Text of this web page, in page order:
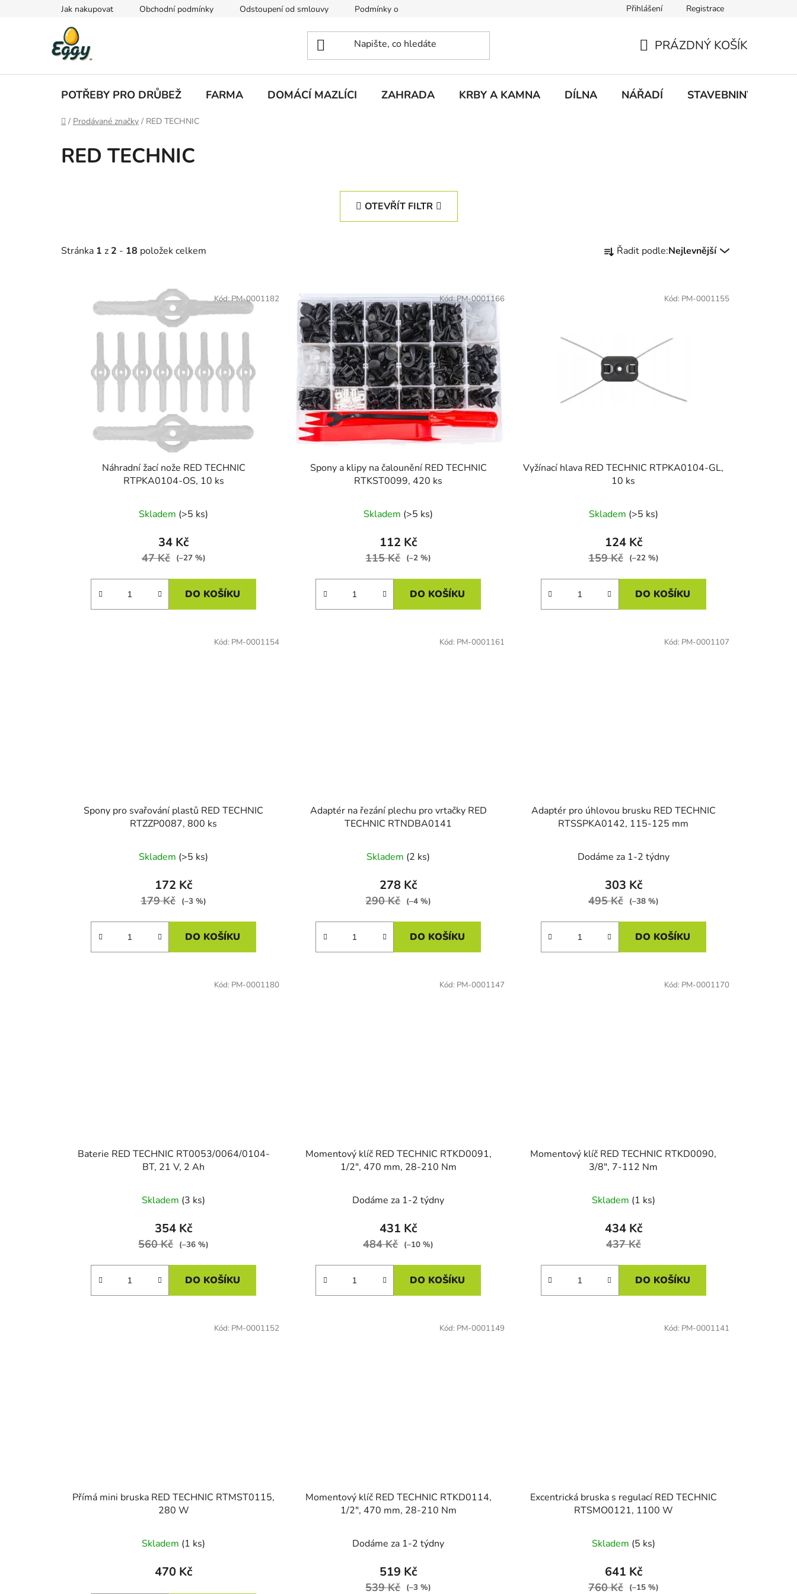
Jak nakupovat Obchodní podmínky Odstoupení od smlouvy Podmínky ochrany osobních údajů Doprava a platbaPřihlášení Registrace
KOŠÍK
PRÁZDNÝ KOŠÍK
POTŘEBY PRO DRŮBEŽ FARMA DOMÁCÍ MAZLÍCI ZAHRADA KRBY A KAMNA DÍLNA NÁŘADÍ STAVEBNINY
Domů
/ Prodávané značky / RED TECHNIC
RED TECHNIC
OTEVŘÍT FILTR
Stránka 1 z 2 - 18 položek celkem
a
o
d
Řadit podle:Nejlevnější
Náhradní žací nože RED TECHNIC
RTPKA0104-OS, 10 ks
Skladem (>5 ks)
34 Kč
47 Kč (–27 %)
DO KOŠÍKU
Kód:PM-0001182
Spony a klipy na čalounění RED TECHNIC
RTKST0099, 420 ks
Skladem (>5 ks)
112 Kč
115 Kč (–2 %)
DO KOŠÍKU
Kód:PM-0001166
Vyžínací hlava RED TECHNIC RTPKA0104-GL,
10 ks
Skladem (>5 ks)
124 Kč
159 Kč (–22 %)
DO KOŠÍKU
Kód: PM-0001155
Spony pro svařování plastů RED TECHNIC
RTZZP0087, 800 ks
Skladem (>5 ks)
172 Kč
179 Kč (–3 %)
DO KOŠÍKU
Kód: PM-0001154
Adaptér na řezání plechu pro vrtačky RED
TECHNIC RTNDBA0141
Skladem (2 ks)
278 Kč
290 Kč (–4 %)
DO KOŠÍKU
Kód: PM-0001161
Adaptér pro úhlovou brusku RED TECHNIC
RTSSPKA0142, 115-125 mm
Dodáme za 1-2 týdny
303 Kč
495 Kč (–38 %)
DO KOŠÍKU
Kód: PM-0001107
Baterie RED TECHNIC RT0053/0064/0104-
BT, 21 V, 2 Ah
Skladem (3 ks)
354 Kč
560 Kč (–36 %)
DO KOŠÍKU
Kód: PM-0001180
Momentový klíč RED TECHNIC RTKD0091,
1/2", 470 mm, 28-210 Nm
Dodáme za 1-2 týdny
431 Kč
484 Kč (–10 %)
DO KOŠÍKU
Kód: PM-0001147
Momentový klíč RED TECHNIC RTKD0090,
3/8", 7-112 Nm
Skladem (1 ks)
434 Kč
437 Kč
DO KOŠÍKU
Kód: PM-0001170
Přímá mini bruska RED TECHNIC RTMST0115,
280 W
Skladem (1 ks)
470 Kč
Kód: PM-0001152
Momentový klíč RED TECHNIC RTKD0114,
1/2", 470 mm, 28-210 Nm
Dodáme za 1-2 týdny
519 Kč
539 Kč (–3 %)
Kód: PM-0001149
Excentrická bruska s regulací RED TECHNIC
RTSMO0121, 1100 W
Skladem (5 ks)
641 Kč
760 Kč (–15 %)
Kód: PM-0001141